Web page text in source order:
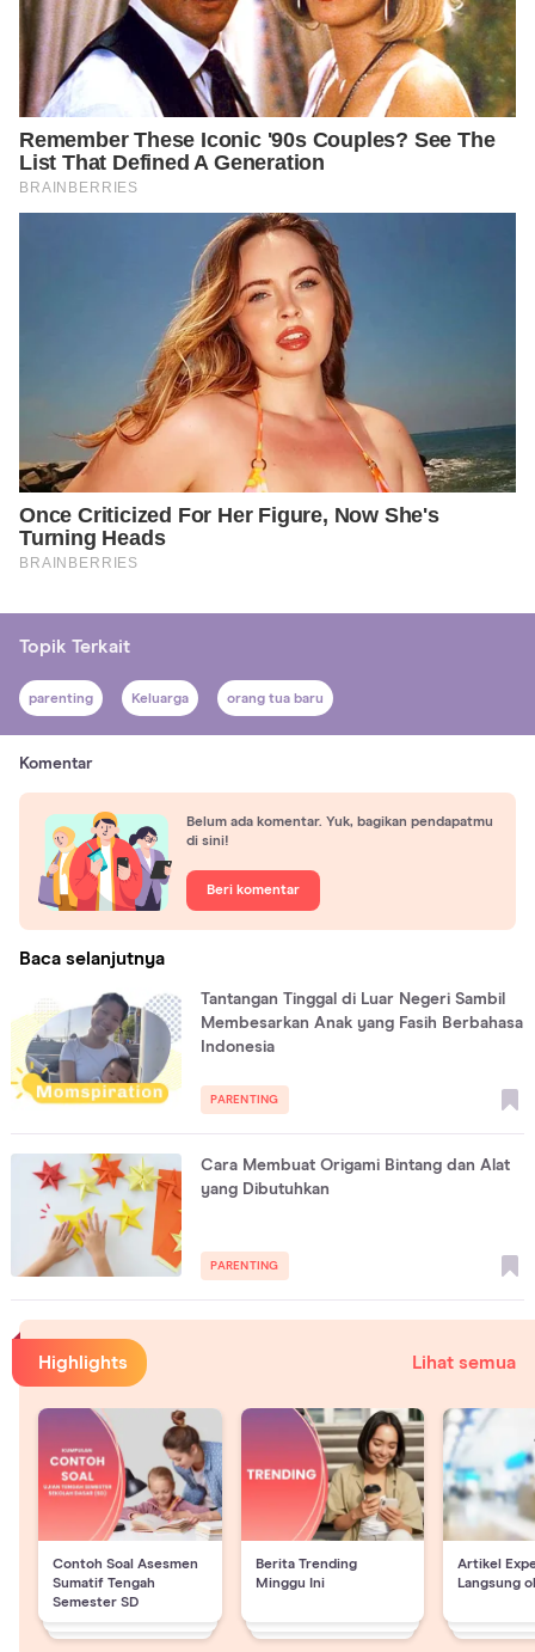
Topik Terkait
parenting Keluarga orang tua baru
Komentar
Belum ada komentar. Yuk, bagikan pendapatmu
di sini!
Beri komentar
Baca selanjutnya
Tantangan Tinggal di Luar Negeri Sambil
Membesarkan Anak yang Fasih Berbahasa
Indonesia
PARENTING
Cara Membuat Origami Bintang dan Alat
yang Dibutuhkan
PARENTING
Highlights Lihat semua
Contoh Soal Asesmen
Sumatif Tengah
Semester SD
Berita Trending
Minggu Ini
Artikel
Langsung